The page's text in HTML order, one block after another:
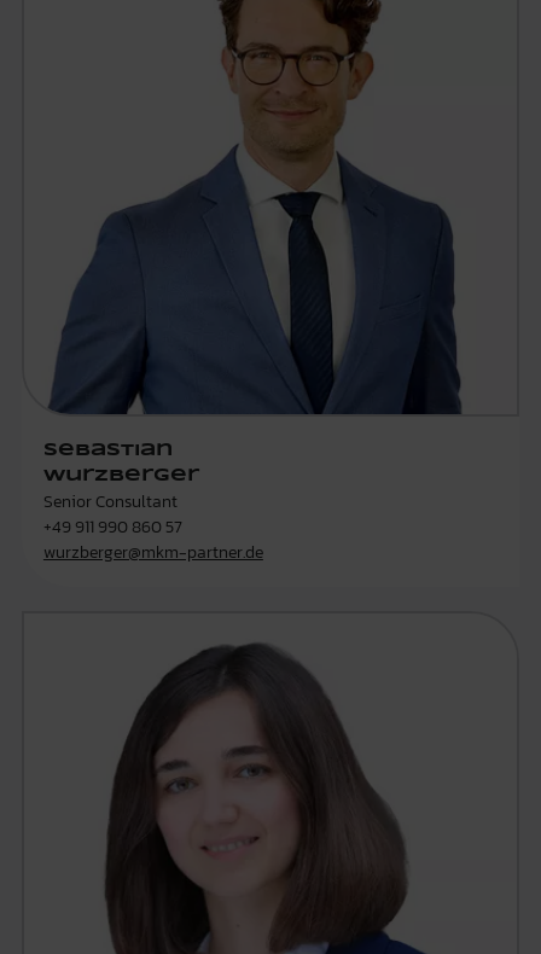
Sebastian
Wurzberger
Senior Consultant
+49 911 990 860 57
wurzberger@mkm-partner.de